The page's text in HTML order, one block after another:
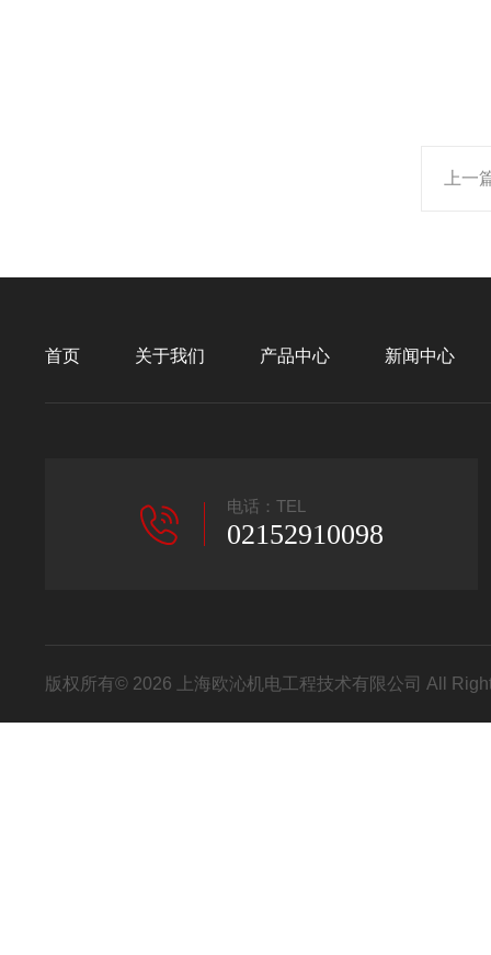
上一
首页 关于我们 产品中心 新闻中心
电话：TEL
02152910098
版权所有© 2026 上海欧沁机电工程技术有限公司 All